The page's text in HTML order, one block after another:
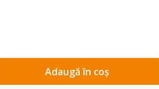
Adaugă în coș